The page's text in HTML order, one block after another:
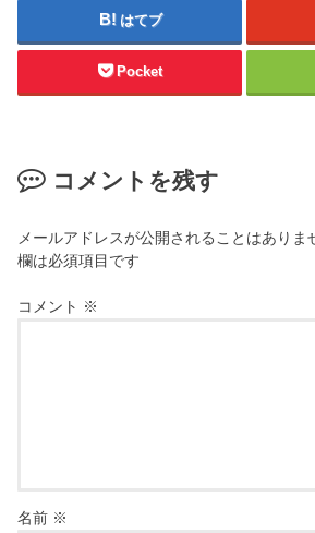
はてブ
Pocket
コメントを残す
メールアドレスが公開されることはありま
欄は必須項目です
コメント ※
名前 ※